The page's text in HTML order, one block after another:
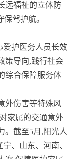
远福祉的立体防
驾护航。
爱护医务人员长效
策导向,践行社会
综合保障服务体
外伤害等特殊风
家属的交通意外
。截至5月,阳光人
、山东、河南、